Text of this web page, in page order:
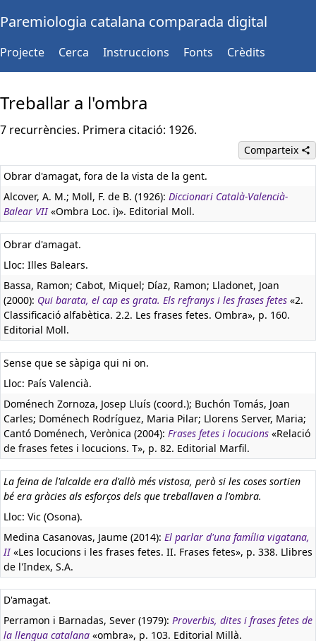
Paremiologia catalana comparada digital
Projecte Cerca Instruccions Fonts Crèdits
Treballar a l'ombra
7 recurrències. Primera citació: 1926.
Comparteix
Obrar d'amagat, fora de la vista de la gent.
Alcover, A. M.; Moll, F. de B. (1926): Diccionari Català-Valencià-
Balear VII«Ombra Loc. i)». Editorial Moll.
Obrar d'amagat.
Lloc: Illes Balears.
Bassa, Ramon; Cabot, Miquel; Díaz, Ramon; Lladonet, Joan
(2000): Qui barata, el cap es grata. Els refranys i les frases fetes «2.
Classificació alfabètica. 2.2. Les frases fetes. Ombra», p. 160.
Editorial Moll.
Sense que se sàpiga qui ni on.
Lloc: País Valencià.
Doménech Zornoza, Josep Lluís (coord.); Buchón Tomás, Joan
Carles; Doménech Rodríguez, Maria Pilar; Llorens Server, Maria;
Cantó Doménech, Verònica (2004): Frases fetes i locucions «Relació
de frases fetes i locucions. T», p. 82. Editorial Marfil.
La feina de l'alcalde era d'allò més vistosa, però si les coses sortien
bé era gràcies als esforços dels que treballaven a l'ombra.
Lloc: Vic (Osona).
Medina Casanovas, Jaume (2014): El parlar d'una família vigatana,
II«Les locucions i les frases fetes. II. Frases fetes», p. 338. Llibres
de l'Index, S.A.
D'amagat.
Perramon i Barnadas, Sever (1979): Proverbis, dites i frases fetes de
la llengua catalana «ombra», p. 103. Editorial Millà.